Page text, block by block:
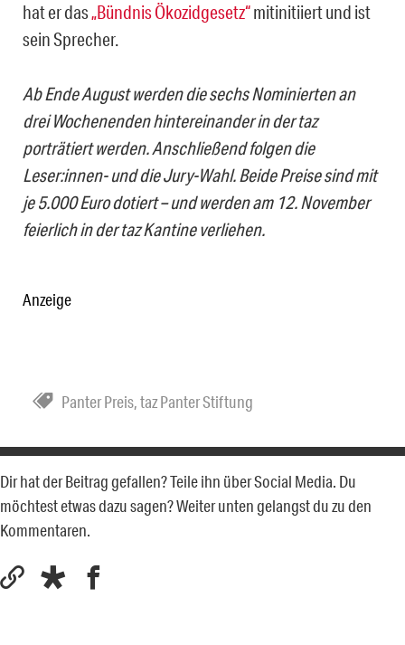
hat er das„Bündnis Ökozidgesetz“mitinitiiert und ist
sein Sprecher.
Ab Ende August werden die sechs Nominierten an
drei Wochenenden hintereinander in der taz
porträtiert werden. Anschließend folgen die
Leser:innen- und die Jury-Wahl. Beide Preise sind mit
je 5.000 Euro dotiert – und werden am 12. November
feierlich in der taz Kantine verliehen.
Anzeige
Panter Preis,taz Panter Stiftung
Dir hat der Beitrag gefallen? Teile ihn über Social Media. Du
möchtest etwas dazu sagen? Weiter unten gelangst du zu den
Kommentaren.